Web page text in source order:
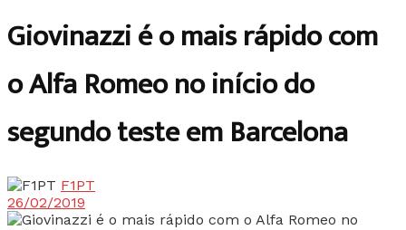
Giovinazzi é o mais rápido com
o Alfa Romeo no início do
segundo teste em Barcelona
F1PT
26/02/2019